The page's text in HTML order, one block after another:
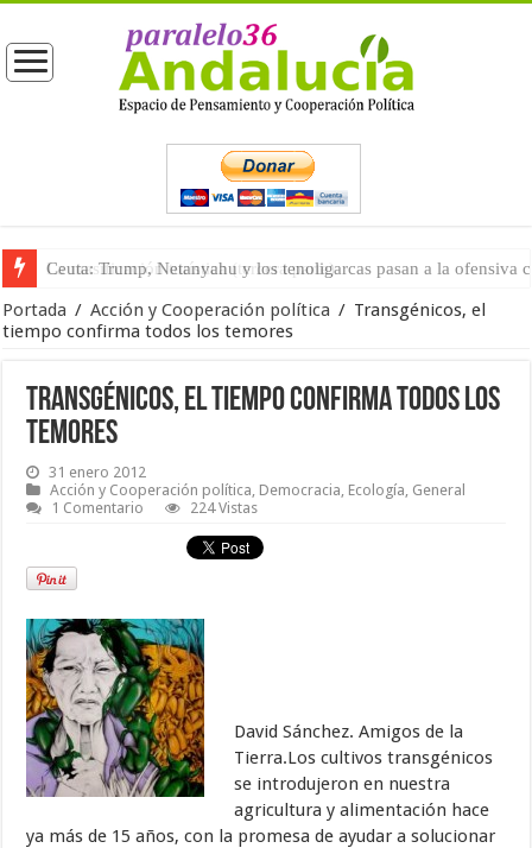
La masificación turística (tercera parte)
Portada / Acción y Cooperación política / Transgénicos, el
tiempo confirma todos los temores
Transgénicos, el tiempo confirma todos los
temores
31 enero 2012
Acción y Cooperación política, Democracia, Ecología, General
1 Comentario
224 Vistas
David Sánchez. Amigos de la
Tierra.Los cultivos transgénicos
se introdujeron en nuestra
agricultura y alimentación hace
ya más de 15 años, con la promesa de ayudar a solucionar